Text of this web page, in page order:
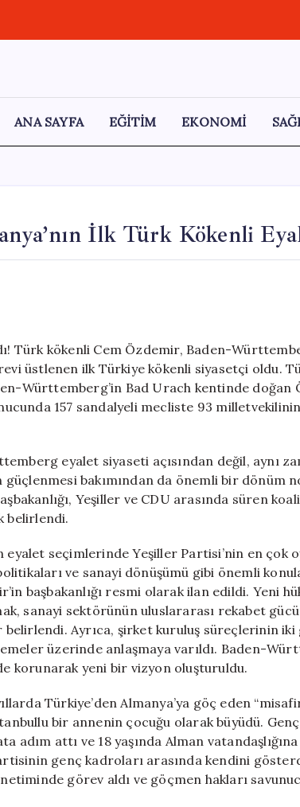
ANA SAYFA EĞİTİM EKONOMİ
İlk Türk Kökenli
Türk kökenli Cem Özdemir, Baden-
üstlenen ilk Türkiye kökenli siyasetçi oldu.
Württemberg’in Bad Urach kentinde doğan
157 sandalyeli mecliste 93
eyalet siyaseti açısından değil, aynı
bakımından da önemli bir dönüm
Yeşiller ve CDU arasında süren
belirlendi.
seçimlerinde Yeşiller Partisi’nin en çok
ve sanayi dönüşümü gibi önemli
başbakanlığı resmi olarak ilan edildi. Yeni
sanayi sektörünün uluslararası rekabet
Ayrıca, şirket kuruluş süreçlerinin iki
üzerinde anlaşmaya varıldı. Baden-
korunarak yeni bir vizyon oluşturuldu.
Türkiye’den Almanya’ya göç eden
bir annenin çocuğu olarak büyüdü.
adım attı ve 18 yaşında Alman
genç kadroları arasında kendini
görev aldı ve göçmen hakları